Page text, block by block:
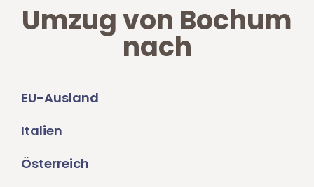
Umzug von Bochum
nach
EU-Ausland
Italien
Österreich